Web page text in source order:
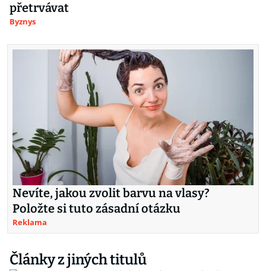
přetrvávat
Byznys
Nevíte, jakou zvolit barvu na vlasy?
Položte si tuto zásadní otázku
Reklama
Články z jiných titulů